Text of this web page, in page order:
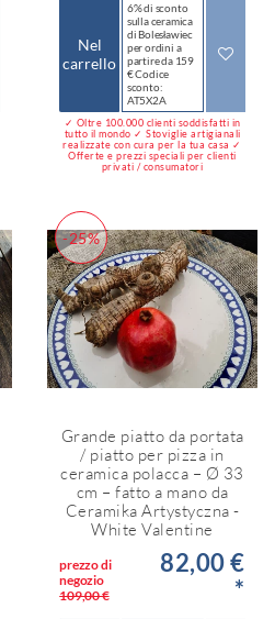
Nel
carrello
6% di sconto
sulla ceramica
di Bolesławiec
per ordini a
partire da 159
€ Codice
sconto:
AT5X2A
✓ Oltre 100.000 clienti soddisfatti in
tutto il mondo ✓ Stoviglie artigianali
realizzate con cura per la tua casa ✓
Offerte e prezzi speciali per clienti
privati / consumatori
-25%
Grande piatto da portata
/ piatto per pizza in
ceramica polacca – Ø 33
cm – fatto a mano da
Ceramika Artystyczna -
White Valentine
prezzo di
negozio
109,00 €
82,00 €
*